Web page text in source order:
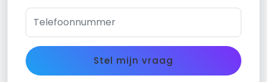
Stel mijn vraag